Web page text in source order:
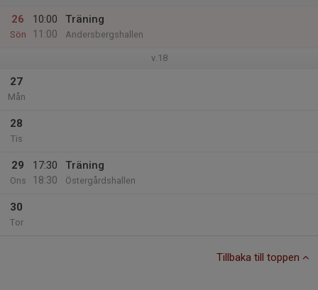
26
Sön
10:00
11:00
Träning
Andersbergshallen
v.18
27
Mån
28
Tis
29
Ons
17:30
18:30
Träning
Östergårdshallen
30
Tor
Tillbaka till toppen